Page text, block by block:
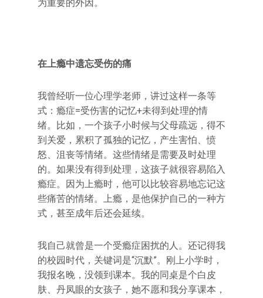
为重要的外因。
在上瘾中遗忘受伤的痛
我曾经听一位心理学老师，讲过这样一条等
式：瘾症=受伤害的记忆+未得到处理的情
绪。比如，一个孩子小时候与父母疏远，得不
到关爱，累积了孤独的记忆，产生害怕、愤
怒、沮丧等情绪。这些情绪是需要及时处理
的。如果没有得到处理，这孩子就很容易陷入
瘾症。因为上瘾时，他可以比较容易地忘记这
些痛苦的情绪。上瘾，是他保护自己的一种方
式，甚至成年后还会延续。
我自己就曾是一个受瘾症困扰的人。还记得我
的校园时代，关键词是“沉默”。刚上小学时，
我报名晚，没领到课本。我的同桌是个白皮
肤、丹凤眼的女孩子，她不愿和我分享课本，